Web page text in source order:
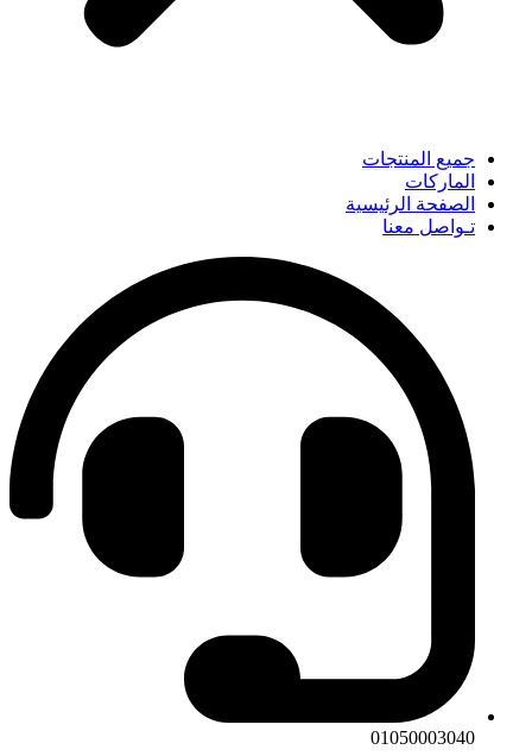
جميع المنتجات
الماركات
الصفحة الرئيسية
تـواصل معنا
01050003040